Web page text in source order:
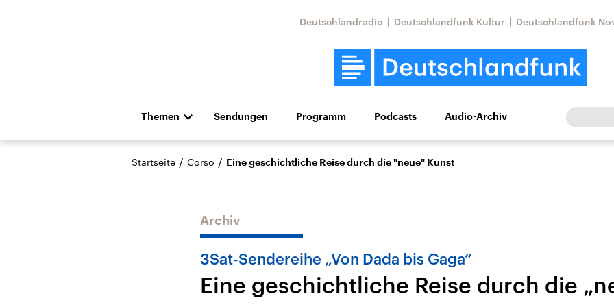
Deutschlandradio Deutschlandfunk Kultur Deutschlandfunk
Themen
Die Nachrichten Politik Wirtschaft Wissen Kultur Europa
Hörspiel und Feature Musik
Landtagswahl Sachsen-
USA
Nahostkonflikt
Iran
Aktuelle Lage und
Sendungen Programm Podcasts Audio-Archiv
Startseite / Corso / Eine geschichtliche Reise durch die "neue" Kunst
Archiv
3Sat-Sendereihe „Von Dada bis Gaga“
Eine geschichtliche Reise durch die